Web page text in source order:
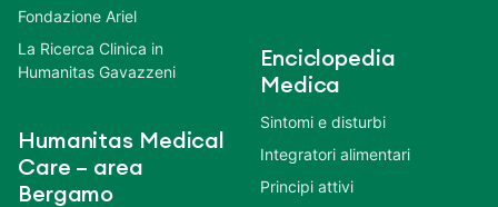
Fondazione Ariel
La Ricerca Clinica in
Humanitas Gavazzeni
Humanitas Medical
Care – area
Bergamo
Enciclopedia
Medica
Sintomi e disturbi
Integratori alimentari
Principi attivi